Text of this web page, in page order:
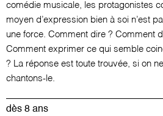
comédie musicale, les protagonistes
moyen d’expression bien à soi n’est
une force. Comment dire ? Comment
Comment exprimer ce qui semble
? La réponse est toute trouvée, si on
chantons-le.
dès 8 ans